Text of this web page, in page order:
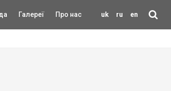
uk ru en
Галереї Про нас